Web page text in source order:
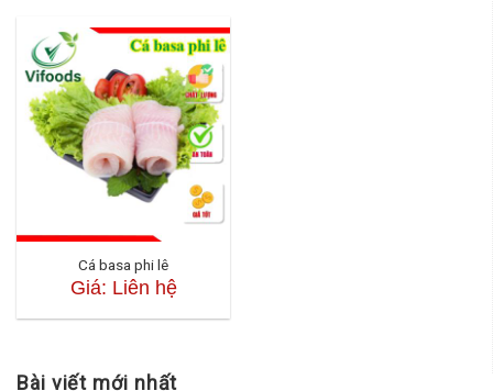
Cá basa phi lê
Giá: Liên hệ
Bài viết mới nhất